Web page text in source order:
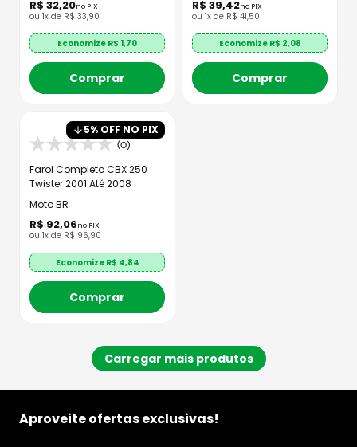
R$ 32,20no PIX
ou 1x de R$ 33,90
Economize R$ 1,70
Comprar
R$ 39,42no PIX
ou 1x de R$ 41,50
Economize R$ 2,08
Comprar
5% OFF NO PIX
(0)
Farol Completo CBX 250
Twister 2001 Até 2008
Moto BR
R$ 92,06no PIX
ou 1x de R$ 96,90
Economize R$ 4,84
Comprar
Aproveite ofertas exclusivas!